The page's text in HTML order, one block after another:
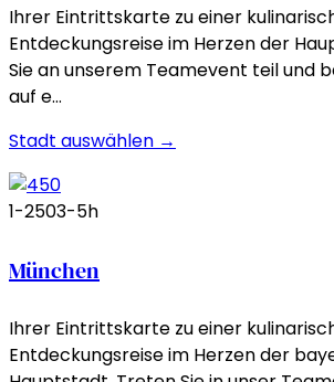
Ihrer Eintrittskarte zu einer
Entdeckungsreise im Herzen der
Sie an unserem Teamevent teil und
auf e…
Stadt auswählen →
1-2503-5h
München
Ihrer Eintrittskarte zu einer
Entdeckungsreise im Herzen der